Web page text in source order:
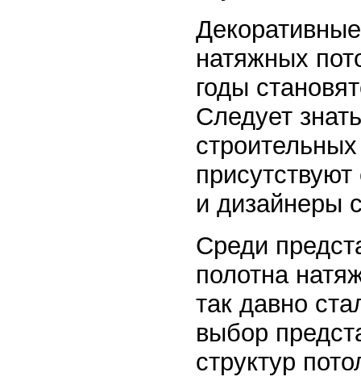
натяжных
годы
Следует
и дизайнеры
Среди
полотна
так давно
выбор
структур